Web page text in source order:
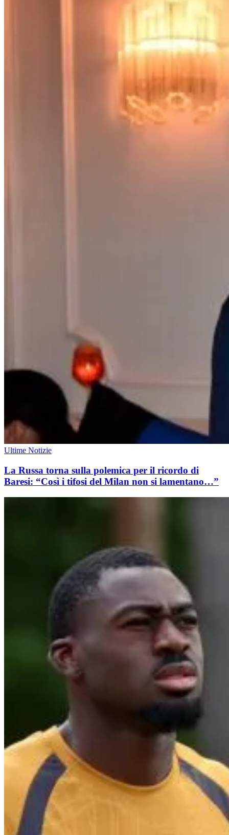
Ultime Notizie
La Russa torna sulla polemica per il ricordo di
Baresi: “Così i tifosi del Milan non si lamentano…”